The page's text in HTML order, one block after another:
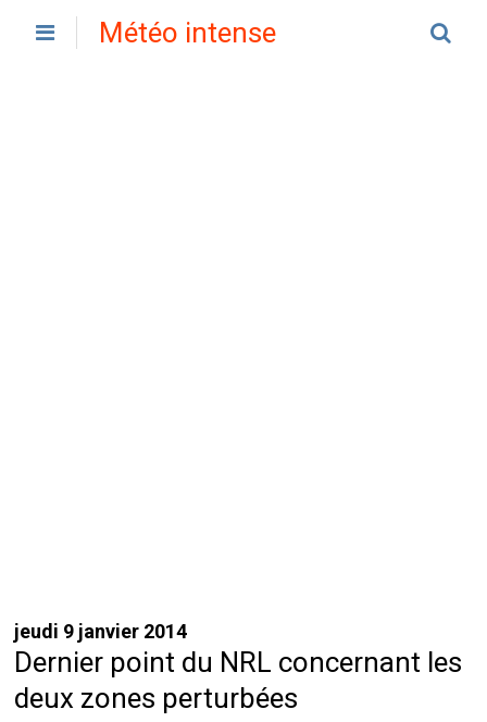
Météo intense
jeudi 9 janvier 2014
Dernier point du NRL concernant les
deux zones perturbées